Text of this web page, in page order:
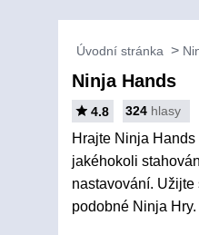
Úvodní stránka
Ninja Hands
4.8 324 hlasy
Hrajte Ninja
jakéhokoli
nastavování.
podobné Ninja Hry.